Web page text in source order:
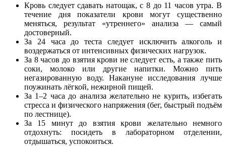
Кровь следует сдавать натощак, с 8 до 11 часов утра. В
течение дня показатели крови могут существенно
меняться, результат «утреннего» анализа — самый
достоверный.
За 24 часа до теста следует исключить алкоголь и
воздержаться от интенсивных физических нагрузок.
За 8 часов до взятия крови не следует есть, а также пить
соки, молоко или другие напитки. Можно пить
негазированную воду. Накануне исследования лучше
поужинать лёгкой, нежирной пищей.
За 1–2 часа до анализа желательно не курить, избегать
стресса и физического напряжения (бег, быстрый подъём
по лестнице).
За 15 минут до взятия крови желательно немного
отдохнуть: посидеть в лабораторном отделении,
отдышаться, успокоиться.